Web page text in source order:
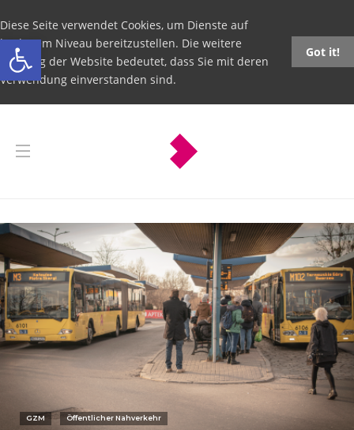
Open toolbar
Diese Seite verwendet Cookies, um Dienste auf
höchstem Niveau bereitzustellen. Die weitere
Nutzung der Website bedeutet, dass Sie mit deren
Verwendung einverstanden sind.
Got it!
GZM Öffentlicher Nahverkehr